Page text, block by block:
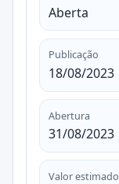
Aberta
Publicação
18/08/2023
Abertura
31/08/2023
Valor estimado